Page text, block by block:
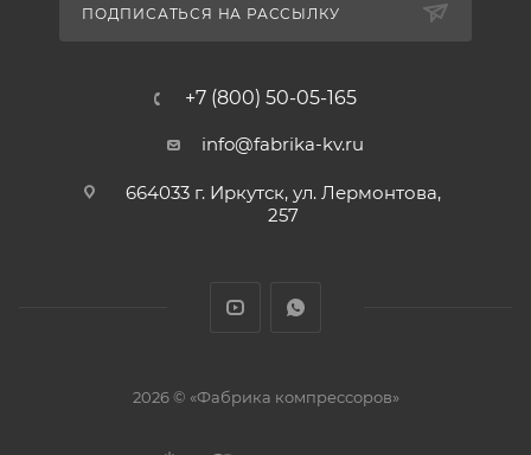
ПОДПИСАТЬСЯ НА РАССЫЛКУ
+7 (800) 50-05-165
info@fabrika-kv.ru
664033 г. Иркутск, ул. Лермонтова,
257
2026 © «Фабрика компрессоров»